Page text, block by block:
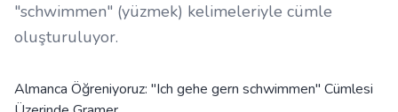
"schwimmen" (yüzmek) kelimeleriyle cümle
oluşturuluyor.
Almanca Öğreniyoruz: "Ich gehe gern schwimmen" Cümlesi